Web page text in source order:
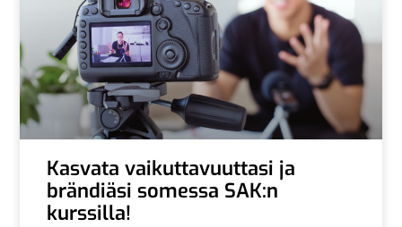
Kasvata vaikuttavuuttasi ja
brändiäsi somessa SAK:n
kurssilla!